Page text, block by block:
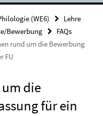
(WE6)
Lehre
Bewerbung
FAQs
rund um die Bewerbung
FU
die
für ein